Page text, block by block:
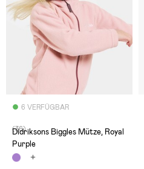
6 VERFÜGBAR
(36)
Didriksons Biggles Mütze, Royal
Purple